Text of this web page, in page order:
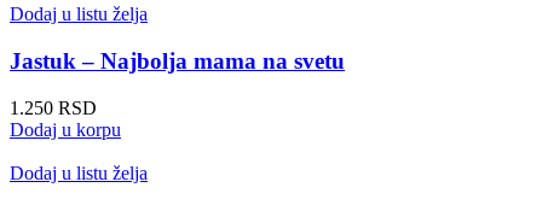
Dodaj u listu želja
Jastuk – Najbolja mama na svetu
1.250 RSD
Dodaj u korpu
Dodaj u listu želja